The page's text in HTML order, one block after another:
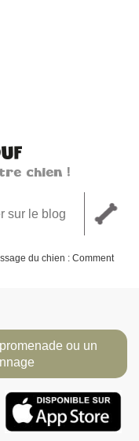
chien !
du chien : Comment
ou un